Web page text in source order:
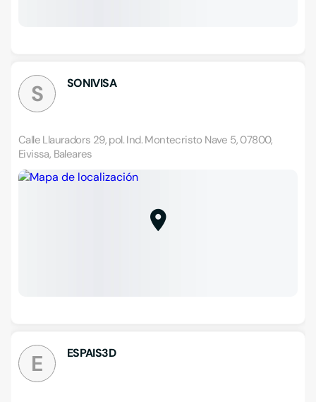
S SONIVISA
Calle Llauradors 29, pol. Ind. Montecristo Nave 5, 07800,
Eivissa, Baleares
E ESPAIS3D